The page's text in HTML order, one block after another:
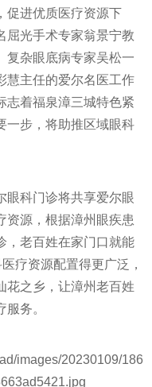
促进优质医疗资源下
屈光手术专家翁景宁教
复杂眼底病专家吴松一
慧主任的爱尔名医工作
志着福泉漳三城特色紧
一步，将助推区域眼科
眼科门诊将共享爱尔眼
资源，根据漳州眼疾患
，老百姓在家门口就能
疗资源配置得更广泛，
花之乡，让漳州老百姓
务。